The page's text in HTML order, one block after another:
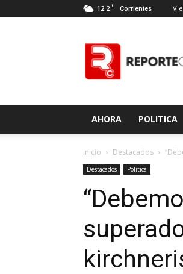
12.2 C Corrientes
AHORA POLITICA
Inicio Destacados
Destacados Politica